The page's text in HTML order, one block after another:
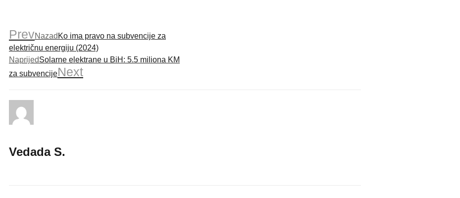
PrevNazad Ko ima pravo na subvencije za
električnu energiju (2024)
NaprijedSolarne elektrane u BiH: 5.5 miliona KM
za subvencijeNext
Vedada S.